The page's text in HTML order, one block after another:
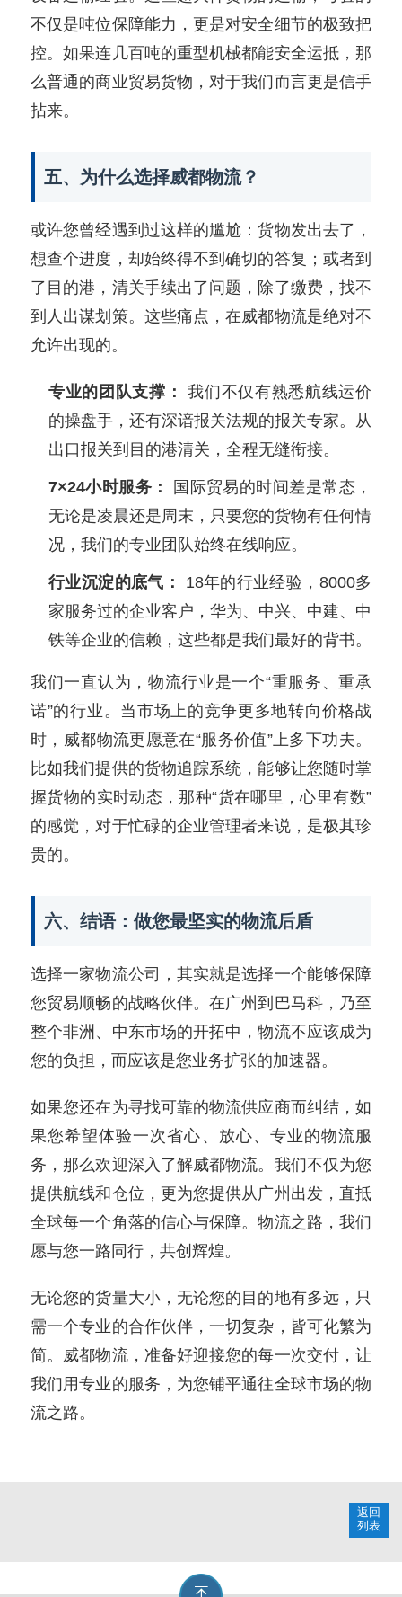
不仅是吨位保障能力，更是对安全细节的极致把
控。如果连几百吨的重型机械都能安全运抵，那
么普通的商业贸易货物，对于我们而言更是信手
拈来。
五、为什么选择威都物流？
或许您曾经遇到过这样的尴尬：货物发出去了，
想查个进度，却始终得不到确切的答复；或者到
了目的港，清关手续出了问题，除了缴费，找不
到人出谋划策。这些痛点，在威都物流是绝对不
允许出现的。
专业的团队支撑：我们不仅有熟悉航线运价
的操盘手，还有深谙报关法规的报关专家。从
出口报关到目的港清关，全程无缝衔接。
7×24小时服务：
国际贸易的时间差是常态，
无论是凌晨还是周末，只要您的货物有任何情
况，我们的专业团队始终在线响应。
行业沉淀的底气： 18年的行业经验，8000多
家服务过的企业客户，华为、中兴、中建、中
铁等企业的信赖，这些都是我们最好的背书。
我们一直认为，物流行业是一个“重服务、重承
诺”的行业。当市场上的竞争更多地转向价格战
时，威都物流更愿意在“服务价值”上多下功夫。
比如我们提供的货物追踪系统，能够让您随时掌
握货物的实时动态，那种“货在哪里，心里有数”
的感觉，对于忙碌的企业管理者来说，是极其珍
贵的。
六、结语：做您最坚实的物流后盾
选择一家物流公司，其实就是选择一个能够保障
您贸易顺畅的战略伙伴。在广州到巴马科，乃至
整个非洲、中东市场的开拓中，物流不应该成为
您的负担，而应该是您业务扩张的加速器。
如果您还在为寻找可靠的物流供应商而纠结，如
果您希望体验一次省心、放心、专业的物流服
务，那么欢迎深入了解威都物流。我们不仅为您
提供航线和仓位，更为您提供从广州出发，直抵
全球每一个角落的信心与保障。物流之路，我们
愿与您一路同行，共创辉煌。
无论您的货量大小，无论您的目的地有多远，只
需一个专业的合作伙伴，一切复杂，皆可化繁为
简。威都物流，准备好迎接您的每一次交付，让
我们用专业的服务，为您铺平通往全球市场的物
流之路。
返回
列表